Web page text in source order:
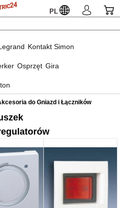
PL
Kontakt Simon
Osprzęt Gira
do Gniazd i Łączników